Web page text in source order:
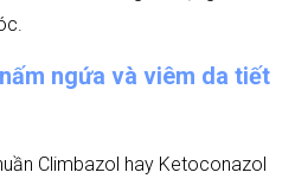
ngứa và viêm da tiết
Climbazol hay Ketoconazol